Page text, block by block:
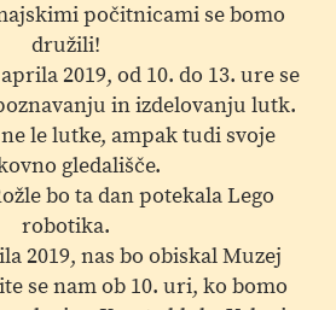
počitnicami se bomo
družili!
2019, od 10. do 13. ure se
in izdelovanju lutk.
le lutke, ampak tudi svoje
gledališče.
bo ta dan potekala Lego
robotika.
2019, nas bo obiskal Muzej
se nam ob 10. uri, ko bomo